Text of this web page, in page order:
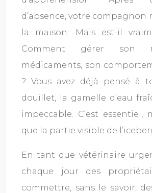
d’absence, votre compagnon
la maison. Mais est-il
Comment gérer son
médicaments, son
? Vous avez déjà pensé à
douillet, la gamelle d’eau
impeccable. C’est essentiel,
que la partie visible de
En tant que vétérinaire
chaque jour des
commettre, sans le savoir,